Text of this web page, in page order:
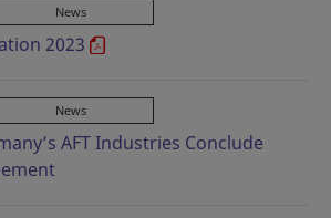
News
2023
News
AFT Industries Conclude